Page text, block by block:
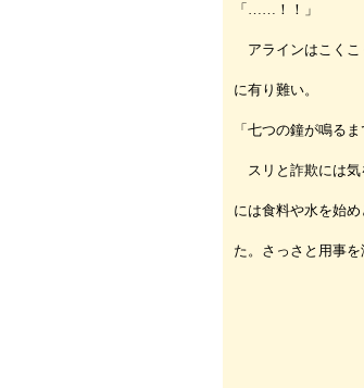
「……！！」
アラインはこくこ
に有り難い。
「七つの鐘が鳴る
スリと詐欺には気
には食料や水を始
た。さっさと用事